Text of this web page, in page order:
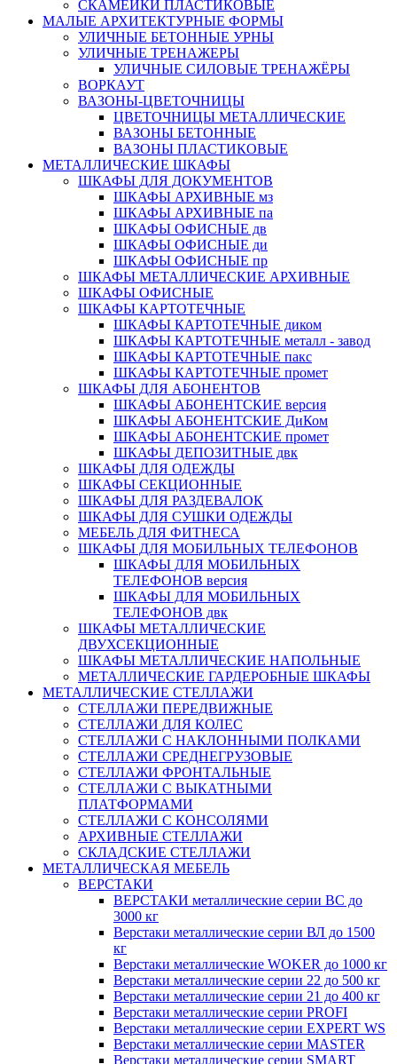
СКАМЕЙКИ ПЛАСТИКОВЫЕ
МАЛЫЕ АРХИТЕКТУРНЫЕ ФОРМЫ
УЛИЧНЫЕ БЕТОННЫЕ УРНЫ
УЛИЧНЫЕ ТРЕНАЖЕРЫ
УЛИЧНЫЕ СИЛОВЫЕ ТРЕНАЖЁРЫ
ВОРКАУТ
ВАЗОНЫ-ЦВЕТОЧНИЦЫ
ЦВЕТОЧНИЦЫ МЕТАЛЛИЧЕСКИЕ
ВАЗОНЫ БЕТОННЫЕ
ВАЗОНЫ ПЛАСТИКОВЫЕ
МЕТАЛЛИЧЕСКИЕ ШКАФЫ
ШКАФЫ ДЛЯ ДОКУМЕНТОВ
ШКАФЫ АРХИВНЫЕ мз
ШКАФЫ АРХИВНЫЕ па
ШКАФЫ ОФИСНЫЕ дв
ШКАФЫ ОФИСНЫЕ ди
ШКАФЫ ОФИСНЫЕ пр
ШКАФЫ МЕТАЛЛИЧЕСКИЕ АРХИВНЫЕ
ШКАФЫ ОФИСНЫЕ
ШКАФЫ КАРТОТЕЧНЫЕ
ШКАФЫ КАРТОТЕЧНЫЕ диком
ШКАФЫ КАРТОТЕЧНЫЕ металл - завод
ШКАФЫ КАРТОТЕЧНЫЕ пакс
ШКАФЫ КАРТОТЕЧНЫЕ промет
ШКАФЫ ДЛЯ АБОНЕНТОВ
ШКАФЫ АБОНЕНТСКИЕ версия
ШКАФЫ АБОНЕНТСКИЕ ДиКом
ШКАФЫ АБОНЕНТСКИЕ промет
ШКАФЫ ДЕПОЗИТНЫЕ двк
ШКАФЫ ДЛЯ ОДЕЖДЫ
ШКАФЫ СЕКЦИОННЫЕ
ШКАФЫ ДЛЯ РАЗДЕВАЛОК
ШКАФЫ ДЛЯ СУШКИ ОДЕЖДЫ
МЕБЕЛЬ ДЛЯ ФИТНЕСА
ШКАФЫ ДЛЯ МОБИЛЬНЫХ ТЕЛЕФОНОВ
ШКАФЫ ДЛЯ МОБИЛЬНЫХ
ТЕЛЕФОНОВ версия
ШКАФЫ ДЛЯ МОБИЛЬНЫХ
ТЕЛЕФОНОВ двк
ШКАФЫ МЕТАЛЛИЧЕСКИЕ
ДВУХСЕКЦИОННЫЕ
ШКАФЫ МЕТАЛЛИЧЕСКИЕ НАПОЛЬНЫЕ
МЕТАЛЛИЧЕСКИЕ ГАРДЕРОБНЫЕ ШКАФЫ
МЕТАЛЛИЧЕСКИЕ СТЕЛЛАЖИ
СТЕЛЛАЖИ ПЕРЕДВИЖНЫЕ
СТЕЛЛАЖИ ДЛЯ КОЛЕС
СТЕЛЛАЖИ С НАКЛОННЫМИ ПОЛКАМИ
СТЕЛЛАЖИ СРЕДНЕГРУЗОВЫЕ
СТЕЛЛАЖИ ФРОНТАЛЬНЫЕ
СТЕЛЛАЖИ С ВЫКАТНЫМИ
ПЛАТФОРМАМИ
СТЕЛЛАЖИ С КОНСОЛЯМИ
АРХИВНЫЕ СТЕЛЛАЖИ
СКЛАДСКИЕ СТЕЛЛАЖИ
МЕТАЛЛИЧЕСКАЯ МЕБЕЛЬ
ВЕРСТАКИ
ВЕРСТАКИ металлические серии ВС до
3000 кг
Верстаки металлические серии ВЛ до 1500
кг
Верстаки металлические WOKER до 1000 кг
Верстаки металлические серии 22 до 500 кг
Верстаки металлические серии 21 до 400 кг
Верстаки металлические серии PROFI
Верстаки металлические серии EXPERT WS
Верстаки металлические серии MASTER
Верстаки металлические серии SMART